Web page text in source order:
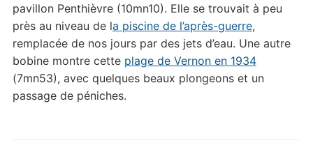
pavillon Penthièvre (10mn10). Elle se trouvait à peu
près au niveau de la piscine de l’après-guerre,
remplacée de nos jours par des jets d’eau. Une autre
bobine montre cette plage de Vernon en 1934
(7mn53), avec quelques beaux plongeons et un
passage de péniches.